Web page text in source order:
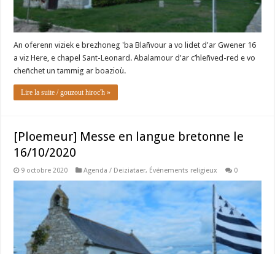
An oferenn viziek e brezhoneg 'ba Blañvour a vo lidet d'ar Gwener 16
a viz Here, e chapel Sant-Leonard. Abalamour d'ar c’hleñved-red e vo
cheñchet un tammig ar boazioù.
Lire la suite / gouzout hiroc'h »
[Ploemeur] Messe en langue bretonne le
16/10/2020
9 octobre 2020 Agenda / Deiziataer, Événements religieux 0